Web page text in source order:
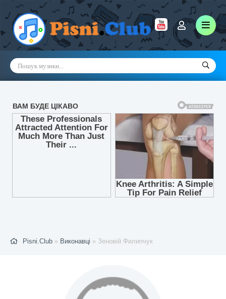
Pisni.Club » Виконавці » Зеновій Филипчук